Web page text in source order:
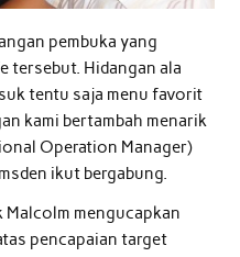
pembuka yang
tersebut. Hidangan ala
tentu saja menu favorit
kami bertambah menarik
Operation Manager)
ikut bergabung.
Malcolm mengucapkan
pencapaian target